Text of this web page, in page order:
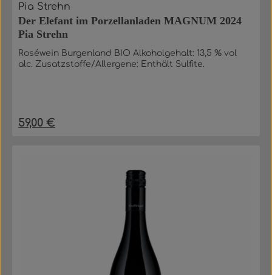
Pia Strehn
Der Elefant im Porzellanladen MAGNUM 2024
Pia Strehn
Roséwein Burgenland BIO Alkoholgehalt: 13,5 % vol
alc. Zusatzstoffe/Allergene: Enthält Sulfite.
Regulärer Preis:
59,00 €